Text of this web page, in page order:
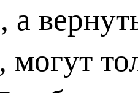
а
могут